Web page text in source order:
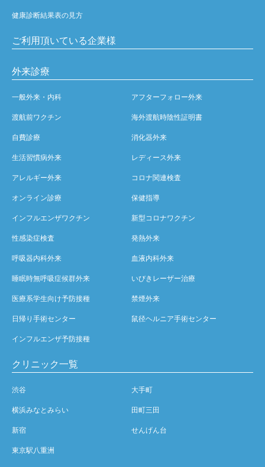
健康診断結果表の見方
ご利用頂いている企業様
外来診療
一般外来・内科 アフターフォロー外来
渡航前ワクチン 海外渡航時陰性証明書
自費診療 消化器外来
生活習慣病外来 レディース外来
アレルギー外来 コロナ関連検査
オンライン診療 保健指導
インフルエンザワクチン 新型コロナワクチン
性感染症検査 発熱外来
呼吸器内科外来 血液内科外来
睡眠時無呼吸症候群外来 いびきレーザー治療
医療系学生向け予防接種 禁煙外来
日帰り手術センター 鼠径ヘルニア手術センター
インフルエンザ予防接種
クリニック一覧
渋谷 大手町
横浜みなとみらい 田町三田
新宿 せんげん台
東京駅八重洲